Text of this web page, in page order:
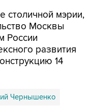
столичной мэрии,
Москвы
России
развития
14
Чернышенко